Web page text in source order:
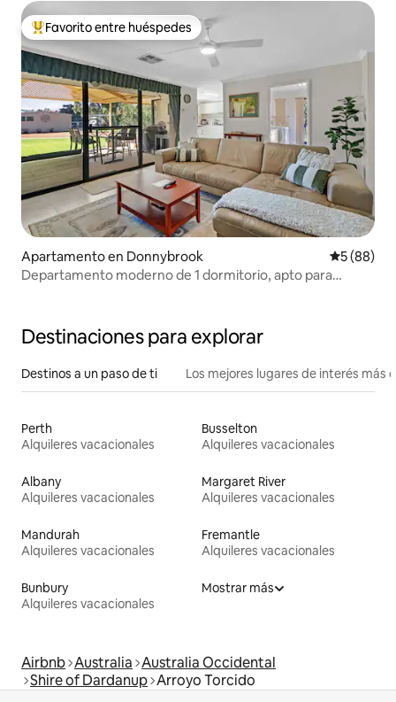
Favorito entre huéspedes preferido
Favorito entre huéspedes
Apartamento en Donnybrook
5 (88)
Departamento moderno de 1 dormitorio, apto para
Destinaciones para explorar
Destinos a un paso de ti Los mejores lugares de interés más
Perth
Alquileres vacacionales
Busselton
Alquileres vacacionales
Albany
Alquileres vacacionales
Margaret River
Alquileres vacacionales
Mandurah
Alquileres vacacionales
Fremantle
Alquileres vacacionales
Bunbury
Alquileres vacacionales
Mostrar más
Airbnb Australia Australia Occidental
Shire of Dardanup Arroyo Torcido